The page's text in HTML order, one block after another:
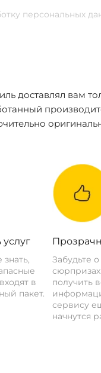
персональных
доставлял вам
в
пакет.
Забудьте
получить
сервису
начнутся